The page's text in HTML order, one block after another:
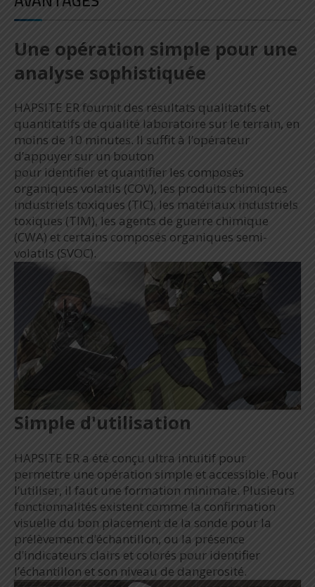
Une opération simple pour une
analyse sophistiquée
HAPSITE ER fournit des résultats qualitatifs et
quantitatifs de qualité laboratoire sur le terrain, en
moins de 10 minutes. Il suffit à l’opérateur
d’appuyer sur un bouton
pour identifier et quantifier les composés
organiques volatils (COV), les produits chimiques
industriels toxiques (TIC), les matériaux industriels
toxiques (TIM), les agents de guerre chimique
(CWA) et certains composés organiques semi-
volatils (SVOC).
Simple d'utilisation
HAPSITE ER a été conçu ultra intuitif pour
permettre une opération simple et accessible. Pour
l’utiliser, il faut une formation minimale. Plusieurs
fonctionnalités existent comme la confirmation
visuelle du bon placement de la sonde pour la
prélèvement d’échantillon, ou la présence
d’indicateurs clairs et colorés pour identifier
l’échantillon et son niveau de dangerosité.